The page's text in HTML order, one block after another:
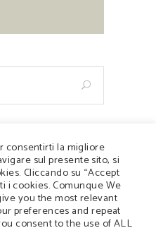
- Azienda Agricola
Val n°9 - 31049
- 340 2913209 -
consentirti la migliore
sul presente sito, si
Cliccando su “Accept
i cookies. Comunque We
you the most relevant
preferences and repeat
consent to the use of ALL